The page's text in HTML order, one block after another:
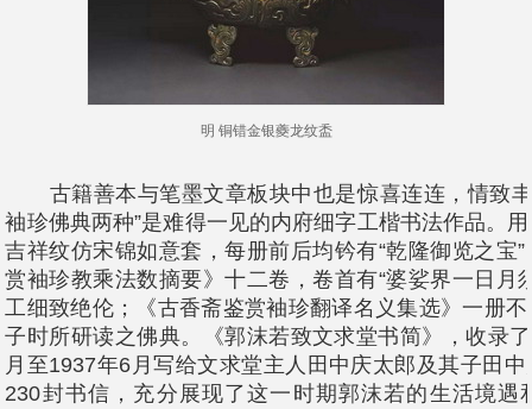
明 铜错金银夔龙纹盉
古籍善本与笔墨文章板块中也是惊喜连连，情致丰
袖珍佛典两种”是难得一见的内府细字工楷书法作品。
吉祥纹仿宋锦如意套，每册前后均钤有“乾隆御览之宝
赏袖珍教乘法数摘要》十二卷，卷首有“婆娑界一日月
工细致绝伦；《古香斋鉴赏袖珍翻译名义集选》一册
子时所研读之佛典。《郭沫若致文求堂书简》，收录
月至1937年6月写给文求堂主人田中庆太郎及其子田
230封书信，充分展现了这一时期郭沫若的生活境遇